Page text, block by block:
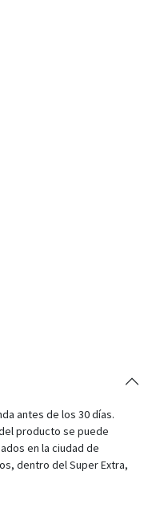
antes de los 30 días.
producto se puede
en la ciudad de
dentro del Super Extra,